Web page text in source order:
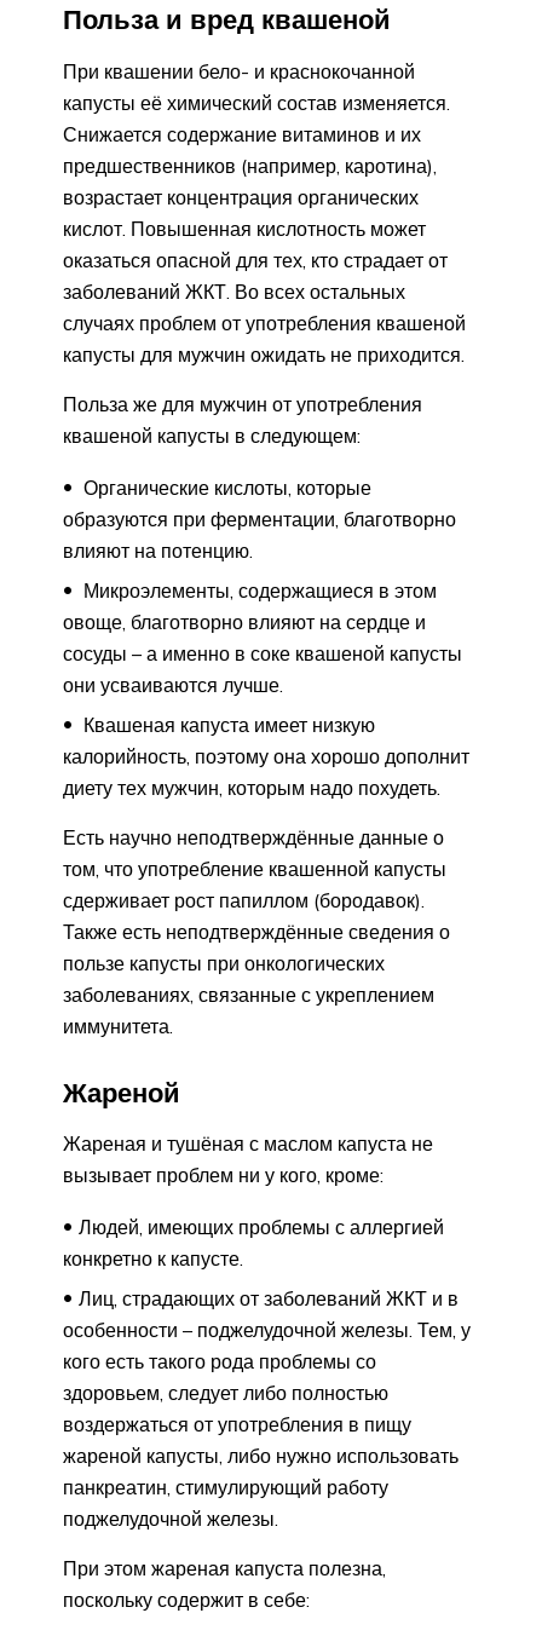
Польза и вред квашеной
При квашении бело- и краснокочанной
капусты её химический состав изменяется.
Снижается содержание витаминов и их
предшественников (например, каротина),
возрастает концентрация органических
кислот. Повышенная кислотность может
оказаться опасной для тех, кто страдает от
заболеваний ЖКТ. Во всех остальных
случаях проблем от употребления квашеной
капусты для мужчин ожидать не приходится.
Польза же для мужчин от употребления
квашеной капусты в следующем:
Органические кислоты, которые
образуются при ферментации, благотворно
влияют на потенцию.
Микроэлементы, содержащиеся в этом
овоще, благотворно влияют на сердце и
сосуды – а именно в соке квашеной капусты
они усваиваются лучше.
Квашеная капуста имеет низкую
калорийность, поэтому она хорошо дополнит
диету тех мужчин, которым надо похудеть.
Есть научно неподтверждённые данные о
том, что употребление квашенной капусты
сдерживает рост папиллом (бородавок).
Также есть неподтверждённые сведения о
пользе капусты при онкологических
заболеваниях, связанные с укреплением
иммунитета.
Жареной
Жареная и тушёная с маслом капуста не
вызывает проблем ни у кого, кроме:
Людей, имеющих проблемы с аллергией
конкретно к капусте.
Лиц, страдающих от заболеваний ЖКТ и в
особенности – поджелудочной железы. Тем, у
кого есть такого рода проблемы со
здоровьем, следует либо полностью
воздержаться от употребления в пищу
жареной капусты, либо нужно использовать
панкреатин, стимулирующий работу
поджелудочной железы.
При этом жареная капуста полезна,
поскольку содержит в себе: